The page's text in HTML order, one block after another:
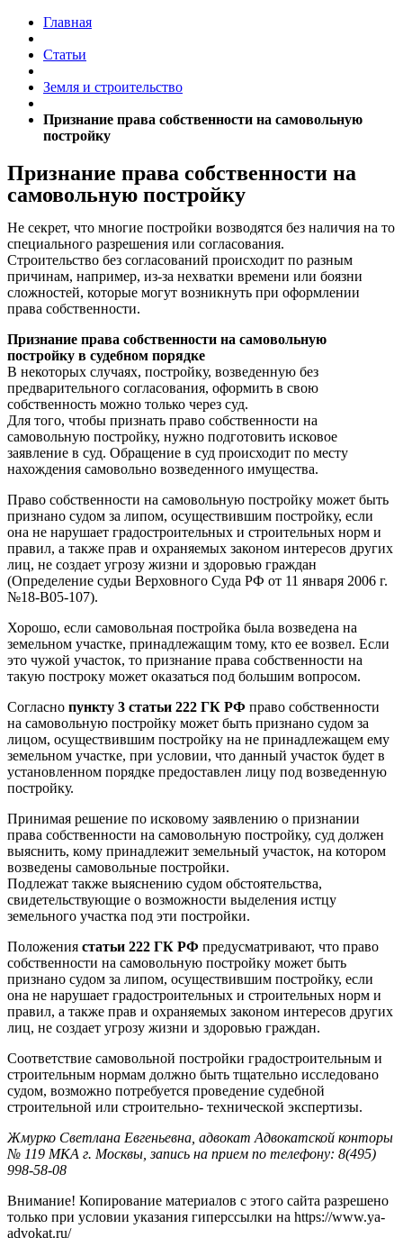
Главная
Статьи
Земля и строительство
Признание права собственности на самовольную
постройку
Признание права собственности на
самовольную постройку
Не секрет, что многие постройки возводятся без наличия на то
специального разрешения или согласования.
Строительство без согласований происходит по разным
причинам, например, из-за нехватки времени или боязни
сложностей, которые могут возникнуть при оформлении
права собственности.
Признание права собственности на самовольную
постройку в судебном порядке
В некоторых случаях, постройку, возведенную без
предварительного согласования, оформить в свою
собственность можно только через суд.
Для того, чтобы признать право собственности на
самовольную постройку, нужно подготовить исковое
заявление в суд. Обращение в суд происходит по месту
нахождения самовольно возведенного имущества.
Право собственности на самовольную постройку может быть
признано судом за липом, осуществившим постройку, если
она не нарушает градостроительных и строительных норм и
правил, а также прав и охраняемых законом интересов других
лиц, не создает угрозу жизни и здоровью граждан
(Определение судьи Верховного Суда РФ от 11 января 2006 г.
№18-В05-107).
Хорошо, если самовольная постройка была возведена на
земельном участке, принадлежащим тому, кто ее возвел. Если
это чужой участок, то признание права собственности на
такую построку может оказаться под большим вопросом.
Согласно пункту 3 статьи 222 ГК РФ право собственности
на самовольную постройку может быть признано судом за
лицом, осуществившим постройку на не принадлежащем ему
земельном участке, при условии, что данный участок будет в
установленном порядке предоставлен лицу под возведенную
постройку.
Принимая решение по исковому заявлению о признании
права собственности на самовольную постройку, суд должен
выяснить, кому принадлежит земельный участок, на котором
возведены самовольные постройки.
Подлежат также выяснению судом обстоятельства,
свидетельствующие о возможности выделения истцу
земельного участка под эти постройки.
Положения статьи 222 ГК РФ предусматривают, что право
собственности на самовольную постройку может быть
признано судом за липом, осуществившим постройку, если
она не нарушает градостроительных и строительных норм и
правил, а также прав и охраняемых законом интересов других
лиц, не создает угрозу жизни и здоровью граждан.
Соответствие самовольной постройки градостроительным и
строительным нормам должно быть тщательно исследовано
судом, возможно потребуется проведение судебной
строительной или строительно- технической экспертизы.
Жмурко Светлана Евгеньевна, адвокат Адвокатской конторы
№ 119 МКА г. Москвы, запись на прием по телефону: 8(495)
998-58-08
Внимание! Копирование материалов с этого сайта разрешено
только при условии указания гиперссылки на https://www.ya-
advokat.ru/